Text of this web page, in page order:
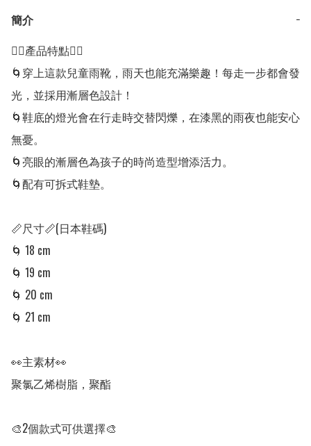
簡介
−
👍🏻產品特點👍🏻
🌀穿上這款兒童雨靴，雨天也能充滿樂趣！每走一步都會發
光，並採用漸層色設計！
🌀鞋底的燈光會在行走時交替閃爍，在漆黑的雨夜也能安心
無憂。
🌀亮眼的漸層色為孩子的時尚造型增添活力。
🌀配有可拆式鞋墊。
📏尺寸📏(日本鞋碼)
🌀 18 cm
🌀 19 cm
🌀 20 cm
🌀 21 cm
👀主素材👀
聚氯乙烯樹脂，聚酯
🎨2個款式可供選擇🎨